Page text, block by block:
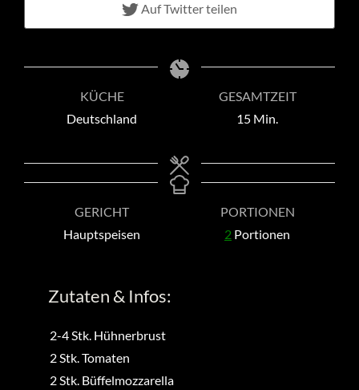
Auf Twitter teilen
KÜCHE
Deutschland
GESAMTZEIT
15Minuten
Min.
GERICHT
Hauptspeisen
PORTIONEN
2 Portionen
Zutaten & Infos:
2-4Stk. Hühnerbrust
2Stk.Tomaten
2Stk. Büffelmozzarella